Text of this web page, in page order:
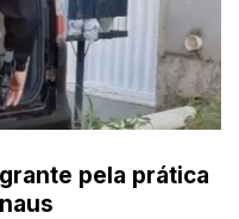
pela prática